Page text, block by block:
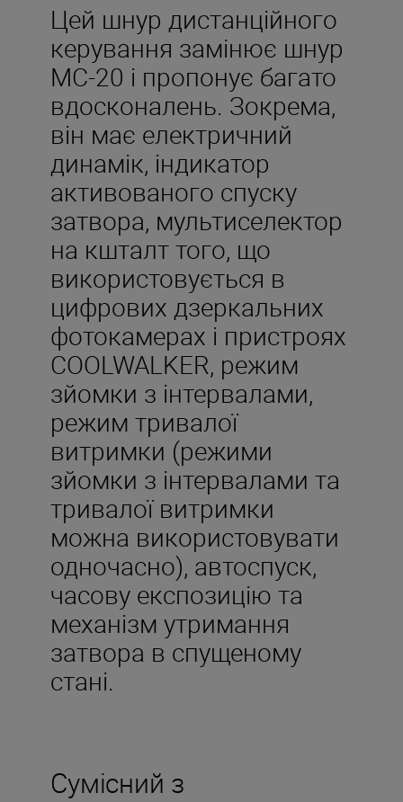
Цей шнур дистанційного
керування замінює шнур
MC-20 і пропонує багато
вдосконалень. Зокрема,
він має електричний
динамік, індикатор
активованого спуску
затвора, мультиселектор
на кшталт того, що
використовується в
цифрових дзеркальних
фотокамерах і пристроях
COOLWALKER, режим
зйомки з інтервалами,
режим тривалої
витримки (режими
зйомки з інтервалами та
тривалої витримки
можна використовувати
одночасно), автоспуск,
часову експозицію та
механізм утримання
затвора в спущеному
стані.
Сумісний з